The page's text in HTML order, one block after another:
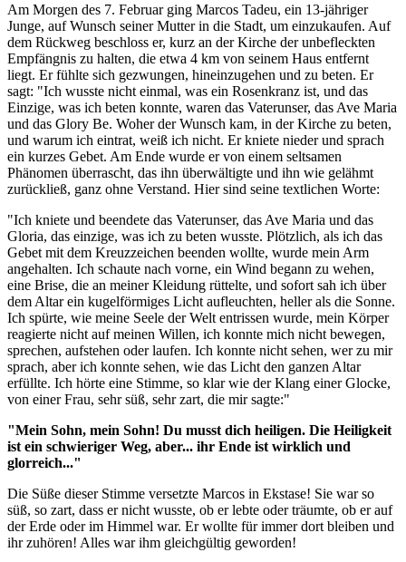
Am Morgen des 7. Februar ging Marcos Tadeu, ein 13-jähriger
Junge, auf Wunsch seiner Mutter in die Stadt, um einzukaufen. Auf
dem Rückweg beschloss er, kurz an der Kirche der unbefleckten
Empfängnis zu halten, die etwa 4 km von seinem Haus entfernt
liegt. Er fühlte sich gezwungen, hineinzugehen und zu beten. Er
sagt: "Ich wusste nicht einmal, was ein Rosenkranz ist, und das
Einzige, was ich beten konnte, waren das Vaterunser, das Ave Maria
und das Glory Be. Woher der Wunsch kam, in der Kirche zu beten,
und warum ich eintrat, weiß ich nicht. Er kniete nieder und sprach
ein kurzes Gebet. Am Ende wurde er von einem seltsamen
Phänomen überrascht, das ihn überwältigte und ihn wie gelähmt
zurückließ, ganz ohne Verstand. Hier sind seine textlichen Worte:
"Ich kniete und beendete das Vaterunser, das Ave Maria und das
Gloria, das einzige, was ich zu beten wusste. Plötzlich, als ich das
Gebet mit dem Kreuzzeichen beenden wollte, wurde mein Arm
angehalten. Ich schaute nach vorne, ein Wind begann zu wehen,
eine Brise, die an meiner Kleidung rüttelte, und sofort sah ich über
dem Altar ein kugelförmiges Licht aufleuchten, heller als die Sonne.
Ich spürte, wie meine Seele der Welt entrissen wurde, mein Körper
reagierte nicht auf meinen Willen, ich konnte mich nicht bewegen,
sprechen, aufstehen oder laufen. Ich konnte nicht sehen, wer zu mir
sprach, aber ich konnte sehen, wie das Licht den ganzen Altar
erfüllte. Ich hörte eine Stimme, so klar wie der Klang einer Glocke,
von einer Frau, sehr süß, sehr zart, die mir sagte:"
"Mein Sohn, mein Sohn! Du musst dich heiligen. Die Heiligkeit
ist ein schwieriger Weg, aber... ihr Ende ist wirklich und
glorreich..."
Die Süße dieser Stimme versetzte Marcos in Ekstase! Sie war so
süß, so zart, dass er nicht wusste, ob er lebte oder träumte, ob er auf
der Erde oder im Himmel war. Er wollte für immer dort bleiben und
ihr zuhören! Alles war ihm gleichgültig geworden!